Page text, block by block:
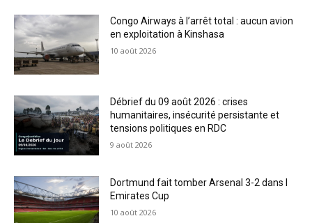
Congo Airways à l’arrêt total : aucun avion
en exploitation à Kinshasa
10 août 2026
Débrief du 09 août 2026 : crises
humanitaires, insécurité persistante et
tensions politiques en RDC
9 août 2026
Dortmund fait tomber Arsenal 3-2 dans l
Emirates Cup
10 août 2026